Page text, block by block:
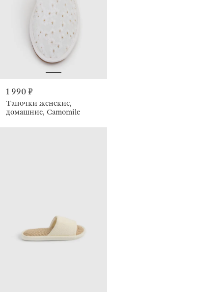
1 990 ₽
Тапочки женские,
домашние, Camomile